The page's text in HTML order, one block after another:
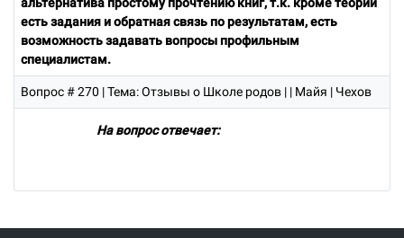
альтернатива простому прочтению книг, т.к. кроме теории
есть задания и обратная связь по результатам, есть
возможность задавать вопросы профильным
специалистам.
Вопрос # 270 | Тема: Отзывы о Школе родов | | Майя | Чехов
На вопрос отвечает: